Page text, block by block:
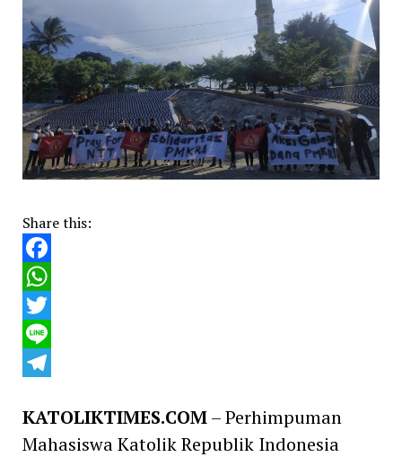
Share this:
Facebook
WhatsApp
Twitter
Line
KATOLIKTIMES.COM– Perhimpuman
Mahasiswa Katolik Republik Indonesia